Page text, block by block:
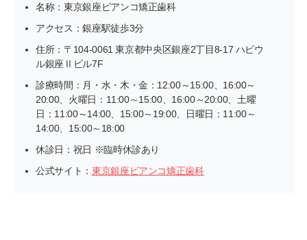
名称：東京銀座ビアンコ矯正歯科
アクセス：銀座駅徒歩3分
住所：〒104-0061 東京都中央区銀座2丁目8-17 ハビウ
ル銀座Ⅱビル7F
診療時間：月・水・木・金：12:00～15:00、16:00～
20:00、火曜日：11:00～15:00、16:00～20:00、土曜
日：11:00～14:00、15:00～19:00、日曜日：11:00～
14:00、15:00～18:00
休診日：祝日 ※臨時休診あり
公式サイト： 東京銀座ビアンコ矯正歯科